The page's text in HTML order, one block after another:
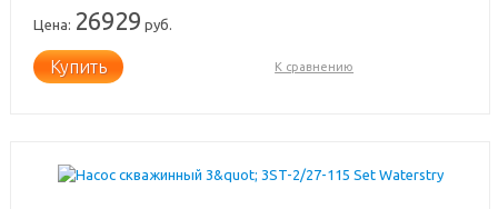
Цена: 26929 руб.
Купить К сравнению